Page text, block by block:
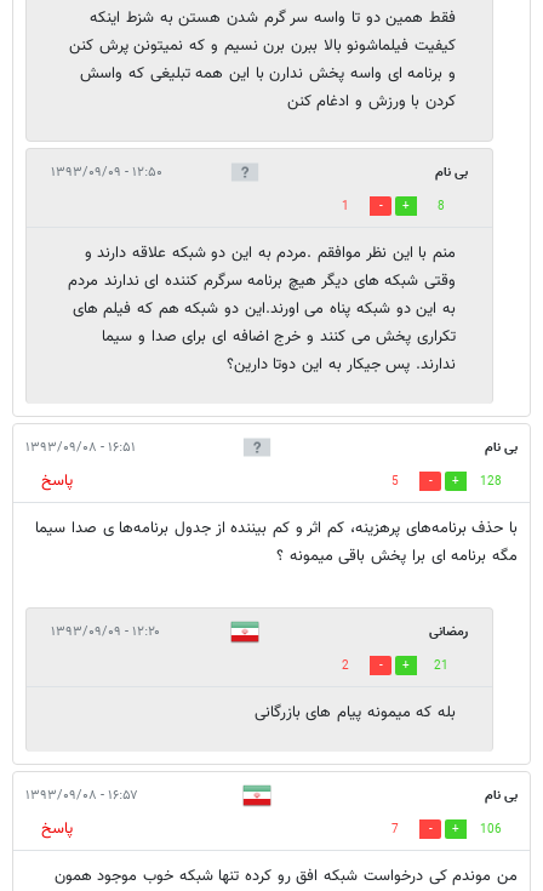
فقط همین دو تا واسه سر گرم شدن هستن به شزط اینکه
کیفیت فیلماشونو بالا ببرن برن نسیم و که نمیتونن پرش کنن
و برنامه ای واسه پخش ندارن با این همه تبلیغی که واسش
کردن با ورزش و ادغام کنن
بی نام ۱۲:۵۰ - ۱۳۹۳/۰۹/۰۹
8
1
منم با این نظر موافقم .مردم به این دو شبکه علاقه دارند و
وقتی شبکه های دیگر هیچ برنامه سرگرم کننده ای ندارند مردم
به این دو شبکه پناه می اورند.این دو شبکه هم که فیلم های
تکراری پخش می کنند و خرج اضافه ای برای صدا و سیما
ندارند. پس جیکار به این دوتا دارین؟
بی نام ۱۶:۵۱ - ۱۳۹۳/۰۹/۰۸
128
5
پاسخ
با حذف برنامه‌های پرهزینه، کم اثر و کم بیننده از جدول برنامه‌ها ی صدا سیما
مگه برنامه ای برا پخش باقی میمونه ؟
رمضانی ۱۲:۲۰ - ۱۳۹۳/۰۹/۰۹
21
2
بله که میمونه پیام های بازرگانی
بی نام ۱۶:۵۷ - ۱۳۹۳/۰۹/۰۸
106
7
پاسخ
من موندم کی درخواست شبکه افق رو کرده تنها شبکه خوب موجود همون